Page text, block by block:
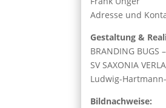
Adresse und
Gestaltung &
BRANDING BUGS
SV SAXONIA
Ludwig-
Bildnachweise: